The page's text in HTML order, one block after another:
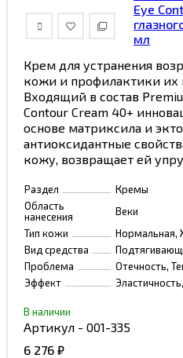
Eye
мл
Крем для устранения
кожи и профилактики их
Входящий в состав
Contour Cream 40+
основе матриксила и
антиоксидантные
кожу, возвращает ей
Раздел
Кремы
Область
нанесения
Веки
Тип кожи
Нормальная,
Вид средства
Проблема
Отечность,
Эффект
В наличии
Артикул - 001-335
6 276 ₽